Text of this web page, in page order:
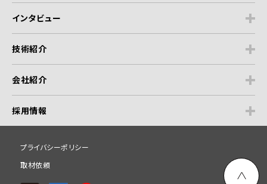
インタビュー
技術紹介
会社紹介
採用情報
プライバシーポリシー
取材依頼